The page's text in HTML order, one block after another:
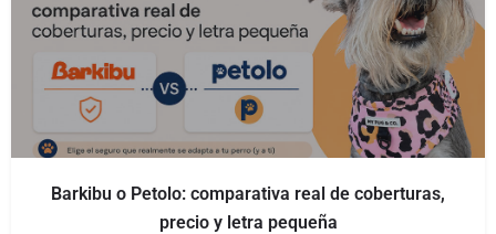
Barkibu o Petolo: comparativa real de coberturas,
precio y letra pequeña